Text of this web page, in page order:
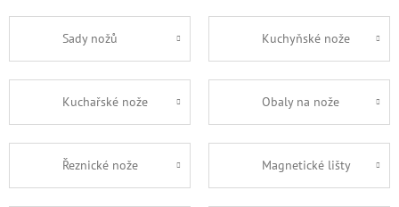
Sady nožů Kuchyňské nože
Kuchařské nože Obaly na nože
Řeznické nože Magnetické lišty